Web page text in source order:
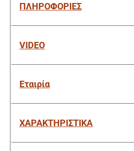
ΠΛΗΡΟΦΟΡΙΕΣ
VIDEO
Εταιρία
ΧΑΡΑΚΤΗΡΙΣΤΙΚΑ